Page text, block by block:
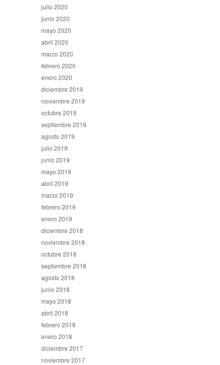
julio 2020
junio 2020
mayo 2020
abril 2020
marzo 2020
febrero 2020
enero 2020
diciembre 2019
noviembre 2019
octubre 2019
septiembre 2019
agosto 2019
julio 2019
junio 2019
mayo 2019
abril 2019
marzo 2019
febrero 2019
enero 2019
diciembre 2018
noviembre 2018
octubre 2018
septiembre 2018
agosto 2018
junio 2018
mayo 2018
abril 2018
febrero 2018
enero 2018
diciembre 2017
noviembre 2017